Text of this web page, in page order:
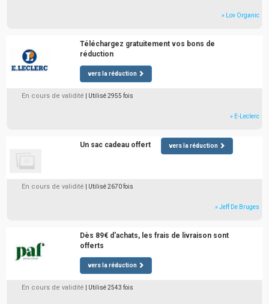
» Lov Organic
Téléchargez gratuitement vos bons de
réduction
vers la réduction
En cours de validité | Utilisé 2955 fois
» E-Leclerc
Un sac cadeau offert vers la réduction
En cours de validité | Utilisé 2670 fois
» Jeff De Bruges
Dès 89€ d'achats, les frais de livraison sont
offerts
vers la réduction
En cours de validité | Utilisé 2543 fois